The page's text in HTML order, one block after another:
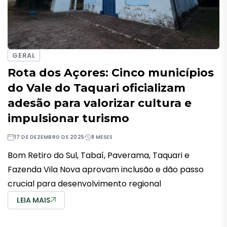
GERAL
Rota dos Açores: Cinco municípios
do Vale do Taquari oficializam
adesão para valorizar cultura e
impulsionar turismo
17 DE DEZEMBRO DE 2025 8 MESES
Bom Retiro do Sul, Tabaí, Paverama, Taquari e
Fazenda Vila Nova aprovam inclusão e dão passo
crucial para desenvolvimento regional
LEIA MAIS